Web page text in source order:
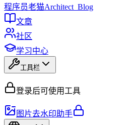
程序员老猫Architect_Blog
文章
社区
学习中心
工具栏
登录后可使用工具
图片去水印助手